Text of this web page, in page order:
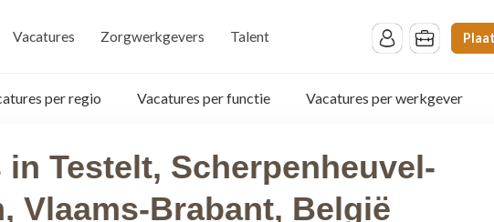
Vacatures Zorgwerkgevers Talent
per regio Vacatures per functie Vacatures per werkgever
in Testelt, Scherpenheuvel-
Vlaams-Brabant, België